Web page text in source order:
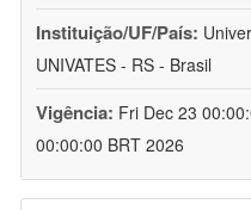
Instituição/UF/País:
UNIVATES - RS - Brasil
Vigência: Fri Dec 23
00:00:00 BRT 2026